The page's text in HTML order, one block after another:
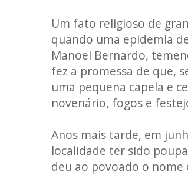
Um fato religioso de
quando uma epidemia
Manoel Bernardo,
fez a promessa de que,
uma pequena capela e
novenário, fogos e
Anos mais tarde, em
localidade ter sido
deu ao povoado o nome